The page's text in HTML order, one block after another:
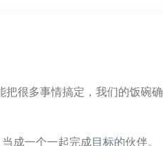
很多事情搞定，我们的饭碗确
一个一起完成目标的伙伴。